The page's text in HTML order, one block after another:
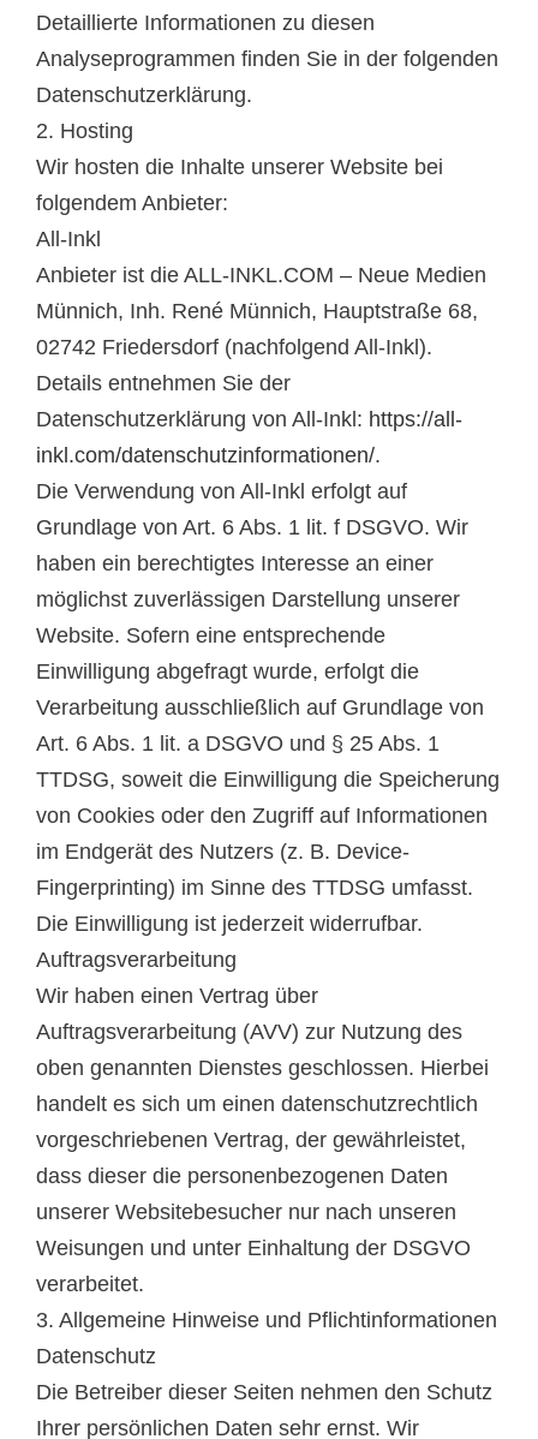
Detaillierte Informationen zu diesen
Analyseprogrammen finden Sie in der folgenden
Datenschutzerklärung.
2. Hosting
Wir hosten die Inhalte unserer Website bei
folgendem Anbieter:
All-Inkl
Anbieter ist die ALL-INKL.COM – Neue Medien
Münnich, Inh. René Münnich, Hauptstraße 68,
02742 Friedersdorf (nachfolgend All-Inkl).
Details entnehmen Sie der
Datenschutzerklärung von All-Inkl: https://all-
inkl.com/datenschutzinformationen/.
Die Verwendung von All-Inkl erfolgt auf
Grundlage von Art. 6 Abs. 1 lit. f DSGVO. Wir
haben ein berechtigtes Interesse an einer
möglichst zuverlässigen Darstellung unserer
Website. Sofern eine entsprechende
Einwilligung abgefragt wurde, erfolgt die
Verarbeitung ausschließlich auf Grundlage von
Art. 6 Abs. 1 lit. a DSGVO und § 25 Abs. 1
TTDSG, soweit die Einwilligung die Speicherung
von Cookies oder den Zugriff auf Informationen
im Endgerät des Nutzers (z. B. Device-
Fingerprinting) im Sinne des TTDSG umfasst.
Die Einwilligung ist jederzeit widerrufbar.
Auftragsverarbeitung
Wir haben einen Vertrag über
Auftragsverarbeitung (AVV) zur Nutzung des
oben genannten Dienstes geschlossen. Hierbei
handelt es sich um einen datenschutzrechtlich
vorgeschriebenen Vertrag, der gewährleistet,
dass dieser die personenbezogenen Daten
unserer Websitebesucher nur nach unseren
Weisungen und unter Einhaltung der DSGVO
verarbeitet.
3. Allgemeine Hinweise und Pflicht­informationen
Datenschutz
Die Betreiber dieser Seiten nehmen den Schutz
Ihrer persönlichen Daten sehr ernst. Wir